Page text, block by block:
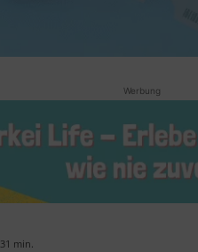
Werbung
31 min.